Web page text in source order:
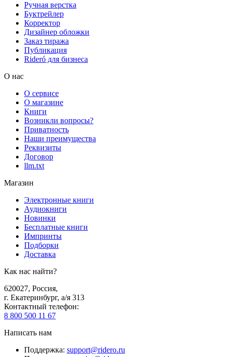
Ручная верстка
Буктрейлер
Корректор
Дизайнер обложки
Заказ тиража
Публикация
Rideró для бизнеса
О нас
О сервисе
О магазине
Книги
Возникли вопросы?
Приватность
Наши преимущества
Реквизиты
Договор
llm.txt
Магазин
Электронные книги
Аудиокниги
Новинки
Бесплатные книги
Импринты
Подборки
Доставка
Как нас найти?
620027, Россия,
г. Екатеринбург, а/я 313
Контактный телефон:
8 800 500 11 67
Написать нам
Поддержка: support@ridero.ru